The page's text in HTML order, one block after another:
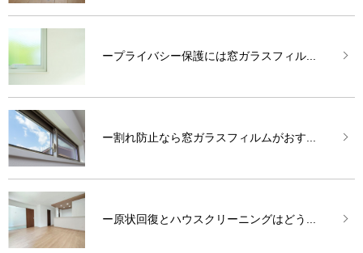
ープライバシー保護には窓ガラスフィル...
ー割れ防止なら窓ガラスフィルムがおす...
ー原状回復とハウスクリーニングはどう...